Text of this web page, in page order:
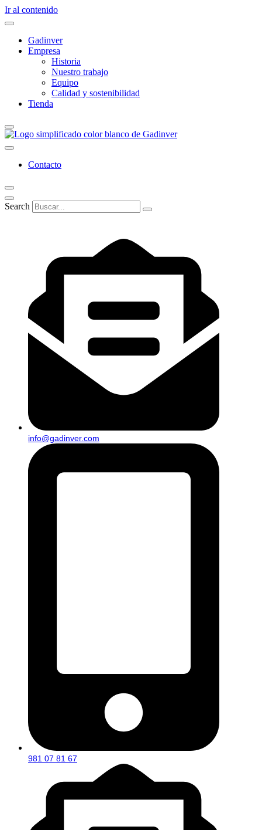
Ir al contenido
Gadinver
Empresa
Historia
Nuestro trabajo
Equipo
Calidad y sostenibilidad
Tienda
Contacto
Search
info@gadinver.com
981 07 81 67